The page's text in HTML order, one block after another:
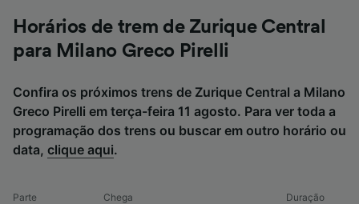
Horários de trem de Zurique Central
para Milano Greco Pirelli
Confira os próximos trens de Zurique Central a Milano
Greco Pirelli em terça-feira 11 agosto. Para ver toda a
programação dos trens ou buscar em outro horário ou
data, clique aqui.
Parte Chega Duração